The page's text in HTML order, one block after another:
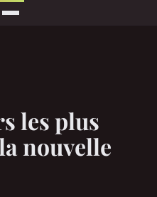
les plus
nouvelle